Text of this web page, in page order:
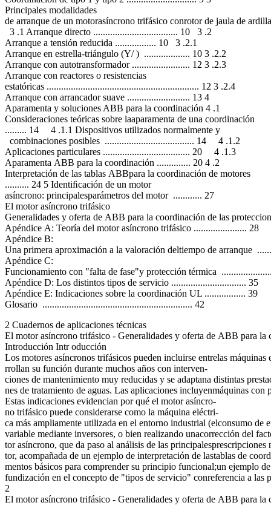
Principales modalidades
de arranque de un motorasíncrono trifásico conrotor de jaula de ardilla
3 .1 Arranque directo ................................... 10 3 .2
Arranque a tensión reducida ................. 10 3 .2.1
Arranque en estrella-triángulo (Y/ ) ................... 10 3 .2.2
Arranque con autotransformador ........................ 12 3 .2.3
Arranque con reactores o resistencias
estatóricas ............................................................... 12 3 .2.4
Arranque con arrancador suave .......................... 13 4
Aparamenta y soluciones ABB para la coordinación 4 .1
Consideraciones teóricas sobre laaparamenta de una coordinación
......... 14 4 .1.1 Dispositivos utilizados normalmente y
combinaciones posibles ..................................... 14 4 .1.2
Aplicaciones particulares .................................... 20 4 .1.3
Aparamenta ABB para la coordinación .............. 20 4 .2
Interpretación de las tablas ABBpara la coordinación de motores
.......... 24 5 Identiﬁcación de un motor
asíncrono: principalesparámetros del motor ............ 27
El motor asíncrono trifásico
Generalidades y oferta de ABB para la coordinación de las
Apéndice A: Teoría del motor asíncrono trifásico ...................... 28
Apéndice B:
Una primera aproximación a la valoración deltiempo de arranque
Apéndice C:
Funcionamiento con "falta de fase"y protección térmica
Apéndice D: Los distintos tipos de servicio ............................... 35
Apéndice E: Indicaciones sobre la coordinación UL ................. 39
Glosario .............................................................. 42
2 Cuadernos de aplicaciones técnicas
El motor asíncrono trifásico - Generalidades y oferta de ABB para la
Introducción Intr oducción
Los motores asíncronos trifásicos pueden incluirse entrelas máquinas
rrollan su función durante muchos años con interven-
ciones de mantenimiento muy reducidas y se adaptana distintas
nes de tratamiento de aguas. Las aplicaciones incluyenmáquinas
Estas indicaciones evidencian por qué el motor asíncro-
no trifásico puede considerarse como la máquina eléctri-
ca más ampliamente utilizada en el entorno industrial (elconsumo
variable mediante inversores, o bien realizando unacorrección del
tor asíncrono, que da paso al análisis de las
tor, acompañada de un ejemplo de interpretación de lastablas de
mentos básicos para comprender su principio funcional;un ejemplo
fundización en el concepto de "tipos de servicio" conreferencia a
2
El motor asíncrono trifásico - Generalidades y oferta de ABB para la